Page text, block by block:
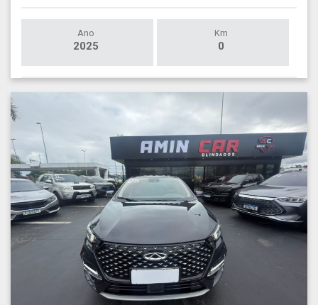
Ano
2025
Km
0